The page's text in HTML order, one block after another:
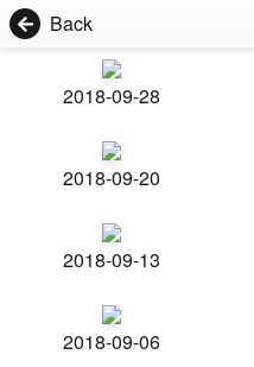
Back
2018-09-28
2018-09-20
2018-09-13
2018-09-06